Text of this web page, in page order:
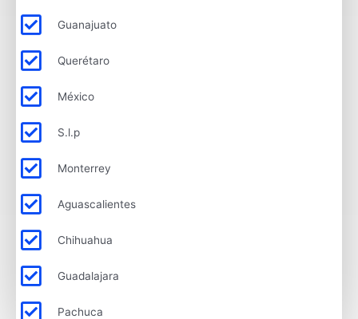
Guanajuato
Querétaro
México
S.l.p
Monterrey
Aguascalientes
Chihuahua
Guadalajara
Pachuca